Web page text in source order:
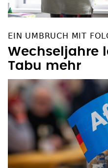
EIN UMBRUCH MIT
Wechseljahre
Tabu mehr